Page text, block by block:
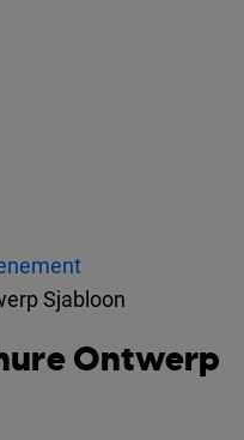
Sjabloon
Ontwerp